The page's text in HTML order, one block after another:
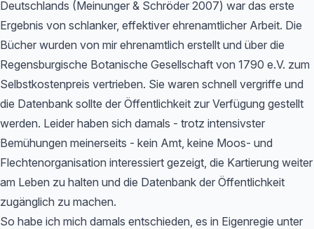
Deutschlands (Meinunger & Schröder 2007) war das erste
Ergebnis von schlanker, effektiver ehrenamtlicher Arbeit. Die
Bücher wurden von mir ehrenamtlich erstellt und über die
Regensburgische Botanische Gesellschaft von 1790 e.V. zum
Selbstkostenpreis vertrieben. Sie waren schnell vergriffe und
die Datenbank sollte der Öffentlichkeit zur Verfügung gestellt
werden. Leider haben sich damals - trotz intensivster
Bemühungen meinerseits - kein Amt, keine Moos- und
Flechtenorganisation interessiert gezeigt, die Kartierung weiter
am Leben zu halten und die Datenbank der Öffentlichkeit
zugänglich zu machen.
So habe ich mich damals entschieden, es in Eigenregie unter